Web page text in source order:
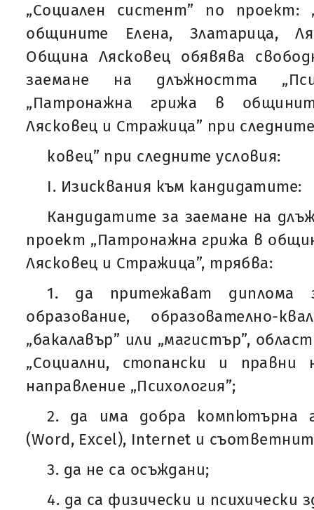
„Социален систент” по проект:
общините Елена, Златарица,
Община Лясковец обявява
заемане на длъжността
„Патронажна грижа в
Лясковец и Стражица” при
ковец” при следните условия:
I. Изисквания към кандидатите:
Кандидатите за заемане на
проект „Патронажна грижа в
Лясковец и Стражица”, трябва:
1. да притежават диплома
образование, образователно-
„бакалавър” или „магистър”,
„Социални, стопански и правни
направление „Психология”;
2. да има добра компютърна
(Word, Excel), Internet и
3. да не са осъждани;
4. да са физически и психически